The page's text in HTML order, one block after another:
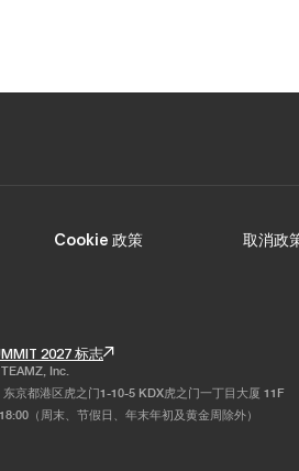
Cookie 政策 取消政
2027 标志
Inc.
京都港区虎之门1-10-5 KDX虎之门一丁目大厦 11F
（周末、节假日、年末年初及黄金周除外）